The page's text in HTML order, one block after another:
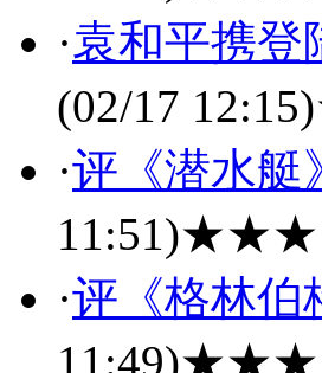
·袁和平携登
(02/17 12:15)
·评《潜水艇
11:51)★★★
·评《格林伯
11:49)★★★